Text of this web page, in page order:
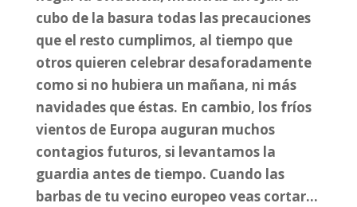
cubo de la basura todas las precauciones
que el resto cumplimos, al tiempo que
otros quieren celebrar desaforadamente
como si no hubiera un mañana, ni más
navidades que éstas. En cambio, los fríos
vientos de Europa auguran muchos
contagios futuros, si levantamos la
guardia antes de tiempo. Cuando las
barbas de tu vecino europeo veas cortar…